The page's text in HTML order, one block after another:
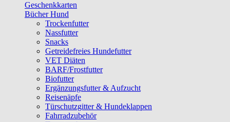
Geschenkkarten
Bücher Hund
Trockenfutter
Nassfutter
Snacks
Getreidefreies Hundefutter
VET Diäten
BARF/Frostfutter
Biofutter
Ergänzungsfutter & Aufzucht
Reisenäpfe
Türschutzgitter & Hundeklappen
Fahrradzubehör